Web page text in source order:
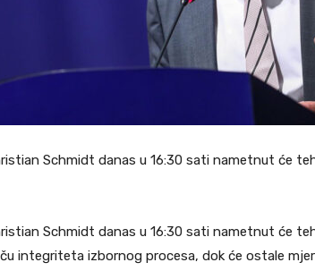
Schmidt danas u 16:30 sati nametnut će
Schmidt danas u 16:30 sati nametnut će
integriteta izbornog procesa, dok će ostale